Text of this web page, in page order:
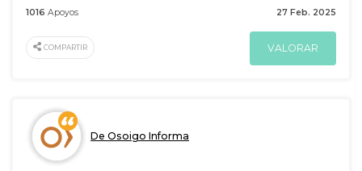
27 Feb. 2025
1016 Apoyos
COMPARTIR VALORAR
De Osoigo Informa